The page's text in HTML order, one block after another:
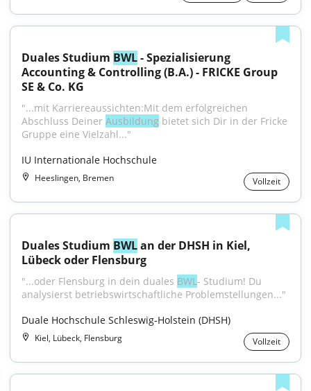
Duales Studium BWL - Spezialisierung
Accounting & Controlling (B.A.) - FRICKE Group
SE & Co. KG
"...mit Karriereaussichten:Mit dem erfolgreichen
Abschluss Deiner Ausbildung bietet sich Dir in der Fricke
Gruppe eine Vielzahl..."
IU Internationale Hochschule
Heeslingen, Bremen Vollzeit
Duales Studium BWL an der DHSH in Kiel,
Lübeck oder Flensburg
"...oder Flensburg in dein duales BWL- Studium! Du
analysierst betriebswirtschaftliche Problemstellungen..."
Duale Hochschule Schleswig-Holstein (DHSH)
Kiel, Lübeck, Flensburg Vollzeit